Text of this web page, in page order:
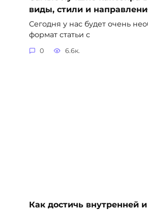
виды, стили и
Сегодня у нас будет очень
формат статьи с
0 6.6к.
Как достичь внутренней